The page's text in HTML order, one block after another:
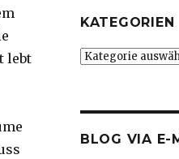
lebt
KATEGORIEN
Kategorien
BLOG VIA E-